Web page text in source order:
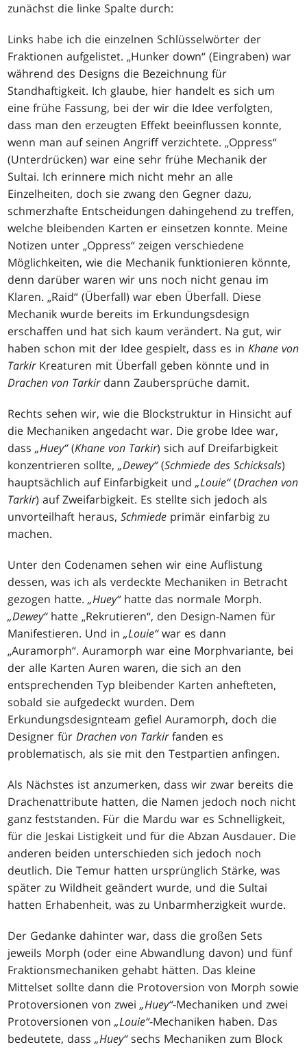
zunächst die linke Spalte durch:
Links habe ich die einzelnen Schlüsselwörter der
Fraktionen aufgelistet. „Hunker down“ (Eingraben) war
während des Designs die Bezeichnung für
Standhaftigkeit. Ich glaube, hier handelt es sich um
eine frühe Fassung, bei der wir die Idee verfolgten,
dass man den erzeugten Effekt beeinflussen konnte,
wenn man auf seinen Angriff verzichtete. „Oppress“
(Unterdrücken) war eine sehr frühe Mechanik der
Sultai. Ich erinnere mich nicht mehr an alle
Einzelheiten, doch sie zwang den Gegner dazu,
schmerzhafte Entscheidungen dahingehend zu treffen,
welche bleibenden Karten er einsetzen konnte. Meine
Notizen unter „Oppress“ zeigen verschiedene
Möglichkeiten, wie die Mechanik funktionieren könnte,
denn darüber waren wir uns noch nicht genau im
Klaren. „Raid“ (Überfall) war eben Überfall. Diese
Mechanik wurde bereits im Erkundungsdesign
erschaffen und hat sich kaum verändert. Na gut, wir
haben schon mit der Idee gespielt, dass es inKhane von
TarkirKreaturen mit Überfall geben könnte und in
Drachen von Tarkirdann Zaubersprüche damit.
Rechts sehen wir, wie die Blockstruktur in Hinsicht auf
die Mechaniken angedacht war. Die grobe Idee war,
dass„Huey“(Khane von Tarkir) sich auf Dreifarbigkeit
konzentrieren sollte,„Dewey“(Schmiede des Schicksals)
hauptsächlich auf Einfarbigkeit und„Louie“(Drachen von
Tarkir) auf Zweifarbigkeit. Es stellte sich jedoch als
unvorteilhaft heraus,Schmiede primär einfarbig zu
machen.
Unter den Codenamen sehen wir eine Auflistung
dessen, was ich als verdeckte Mechaniken in Betracht
gezogen hatte.„Huey“hatte das normale Morph.
„Dewey“hatte „Rekrutieren“, den Design-Namen für
Manifestieren. Und in„Louie“war es dann
„Auramorph“. Auramorph war eine Morphvariante, bei
der alle Karten Auren waren, die sich an den
entsprechenden Typ bleibender Karten anhefteten,
sobald sie aufgedeckt wurden. Dem
Erkundungsdesignteam gefiel Auramorph, doch die
Designer fürDrachen von Tarkirfanden es
problematisch, als sie mit den Testpartien anfingen.
Als Nächstes ist anzumerken, dass wir zwar bereits die
Drachenattribute hatten, die Namen jedoch noch nicht
ganz feststanden. Für die Mardu war es Schnelligkeit,
für die Jeskai Listigkeit und für die Abzan Ausdauer. Die
anderen beiden unterschieden sich jedoch noch
deutlich. Die Temur hatten ursprünglich Stärke, was
später zu Wildheit geändert wurde, und die Sultai
hatten Erhabenheit, was zu Unbarmherzigkeit wurde.
Der Gedanke dahinter war, dass die großen Sets
jeweils Morph (oder eine Abwandlung davon) und fünf
Fraktionsmechaniken gehabt hätten. Das kleine
Mittelset sollte dann die Protoversion von Morph sowie
Protoversionen von zwei„Huey“-Mechaniken und zwei
Protoversionen von„Louie“-Mechaniken haben. Das
bedeutete, dass„Huey“sechs Mechaniken zum Block